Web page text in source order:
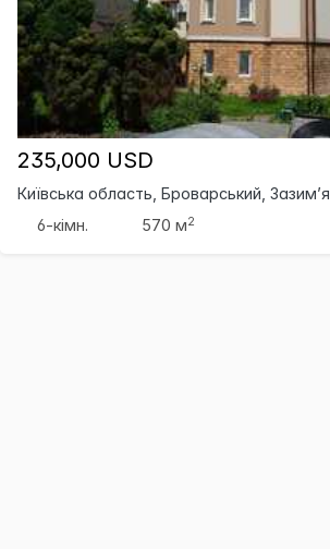
235,000 USD
Київська область, Броварський, Зазим’я
6-кімн.
570 м2